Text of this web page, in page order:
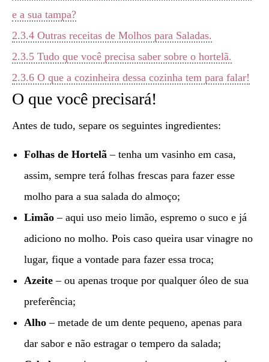
e a sua tampa?
2.3.4 Outras receitas de Molhos para Saladas.
2.3.5 Tudo que você precisa saber sobre o hortelã.
2.3.6 O que a cozinheira dessa cozinha tem para falar!
O que você precisará!
Antes de tudo, separe os seguintes ingredientes:
Folhas de Hortelã – tenha um vasinho em casa,
assim, sempre terá folhas frescas para fazer esse
molho para a sua salada do almoço;
Limão – aqui uso meio limão, espremo o suco e já
adiciono no molho. Pois caso queira usar vinagre no
lugar, fique a vontade para fazer essa troca;
Azeite – ou apenas troque por qualquer óleo de sua
preferência;
Alho – metade de um dente pequeno, apenas para
dar sabor e não estragar o tempero da salada;